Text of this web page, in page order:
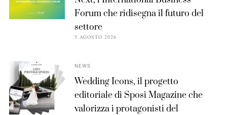
Forum che ridisegna il futuro del
settore
5 AGOSTO 2026
NEWS
Wedding Icons, il progetto
editoriale di Sposi Magazine che
valorizza i protagonisti del